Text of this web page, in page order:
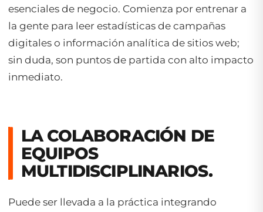
esenciales de negocio. Comienza por entrenar a
la gente para leer estadísticas de campañas
digitales o información analítica de sitios web;
sin duda, son puntos de partida con alto impacto
inmediato.
LA COLABORACIÓN DE
EQUIPOS
MULTIDISCIPLINARIOS.
Puede ser llevada a la práctica integrando